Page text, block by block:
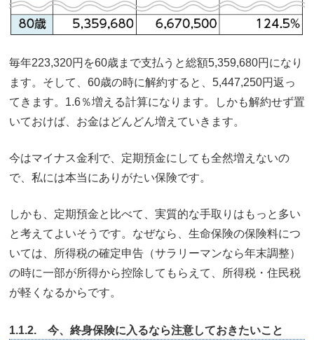
毎年223,320円を60歳まで支払うと総額5,359,680円になり
ます。そして、60歳の時に解約すると、5,447,250円返っ
てきます。1.6％増える計算になります。しかも解約せず置
いておけば、お金はどんどん増えていきます。
今はマイナス金利で、定期預金にしても全然増えないの
で、私には本当にありがたい保険です。
しかも、定期預金と比べて、実質的な手取りはもっと多い
と考えてよいそうです。なぜなら、生命保険の保険料につ
いては、所得税の確定申告（サラリーマンなら年末調整）
の時に一部が所得から控除してもらえて、所得税・住民税
が軽くなるからです。
1.1.2. 今、終身保険に入るなら注意しておきたいこと